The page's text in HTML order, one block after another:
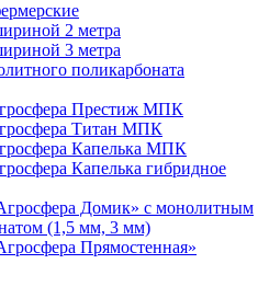
2 метра
3 метра
поликарбоната
Престиж МПК
Титан МПК
Капелька МПК
Капелька гибридное
Домик» с монолитным
(1,5 мм, 3 мм)
Прямостенная»